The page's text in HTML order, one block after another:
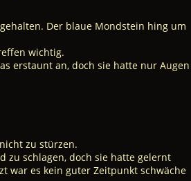
Der blaue Mondstein hing um
wichtig.
erstaunt an, doch sie hatte nur Augen
zu stürzen.
zu schlagen, doch sie hatte gelernt
war es kein guter Zeitpunkt schwäche